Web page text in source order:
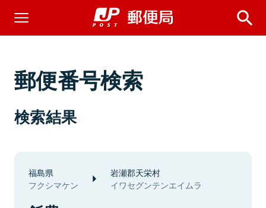
郵便番号検索
検索結果
福島県
フクシマケン
岩瀬郡天栄村
イワセグンテンエイムラ